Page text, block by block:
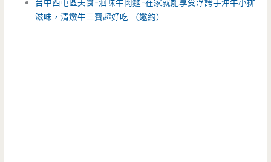
台中西屯區美食-洄味牛肉麵-在家就能享受浮誇手沖牛小排
滋味，清燉牛三寶超好吃 （邀約）